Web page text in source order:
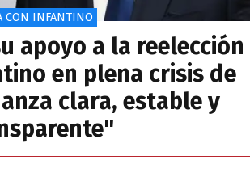
CON INFANTINO
apoyo a la reelección
en plena crisis de
clara, estable y